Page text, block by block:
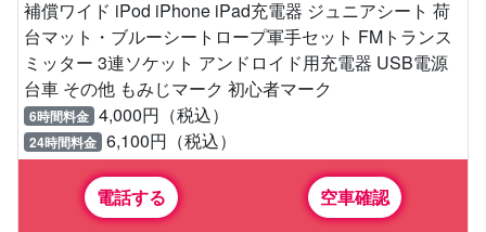
補償ワイド iPod iPhone iPad充電器 ジュニアシート 荷
台マット・ブルーシートロープ軍手セット FMトランス
ミッター 3連ソケット アンドロイド用充電器 USB電源
台車 その他 もみじマーク 初心者マーク
6時間料金 4,000円（税込）
24時間料金 6,100円（税込）
電話する 空車確認